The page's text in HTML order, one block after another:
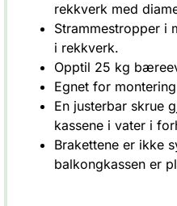
rekkverk med
Strammestropper i
i rekkverk.
Opptil 25 kg
Egnet for
En justerbar skrue
kassene i vater i
Brakettene er ikke
balkongkassen er